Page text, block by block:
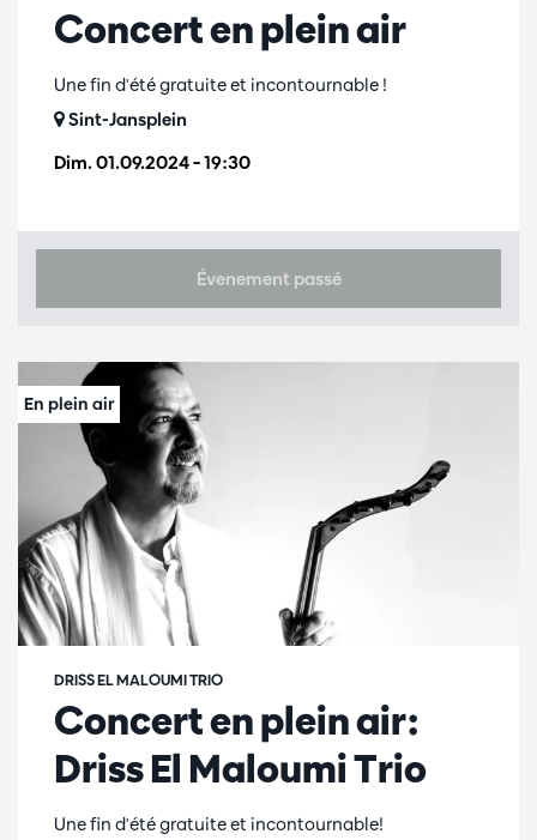
Concert en plein air
Dim. 01.09.2024– 19:30
Une fin d'été gratuite et incontournable !
Sint-Jansplein
Évenement passé
Concert en plein air:
Driss El Maloumi Trio
DRISS EL MALOUMI TRIO
Une fin d'été gratuite et incontournable!